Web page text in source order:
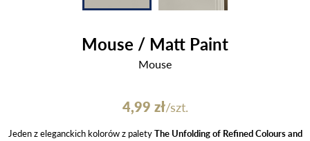
Mouse / Matt Paint
Mouse
4,99 zł/szt.
Jeden z eleganckich kolorów z paletyThe Unfolding of Refined Colours and